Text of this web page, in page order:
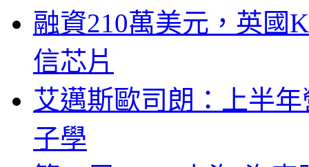
融資210萬美元，英國
信芯片
艾邁斯歐司朗：上半
子學